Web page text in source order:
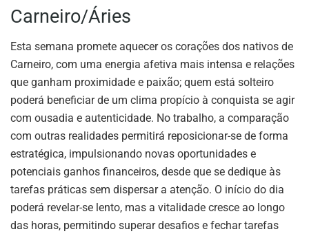
Carneiro/Áries
Esta semana promete aquecer os corações dos nativos de
Carneiro, com uma energia afetiva mais intensa e relações
que ganham proximidade e paixão; quem está solteiro
poderá beneficiar de um clima propício à conquista se agir
com ousadia e autenticidade. No trabalho, a comparação
com outras realidades permitirá reposicionar-se de forma
estratégica, impulsionando novas oportunidades e
potenciais ganhos financeiros, desde que se dedique às
tarefas práticas sem dispersar a atenção. O início do dia
poderá revelar-se lento, mas a vitalidade cresce ao longo
das horas, permitindo superar desafios e fechar tarefas